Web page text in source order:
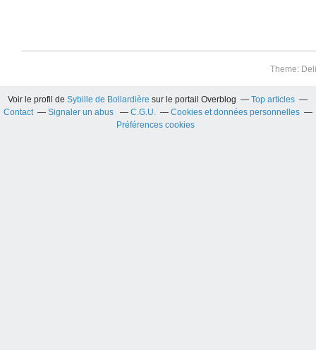
Theme:
Voir le profil deSybille de Bollardière sur le portail Overblog
Top articles
Contact
Signaler un abus C.G.U.
Cookies et données personnelles
Préférences cookies